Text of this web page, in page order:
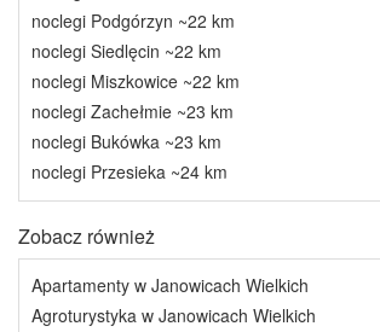
noclegi Podgórzyn ~22 km
noclegi Siedlęcin ~22 km
noclegi Miszkowice ~22 km
noclegi Zachełmie ~23 km
noclegi Bukówka ~23 km
noclegi Przesieka ~24 km
Zobacz również
Apartamenty w Janowicach Wielkich
Agroturystyka w Janowicach Wielkich